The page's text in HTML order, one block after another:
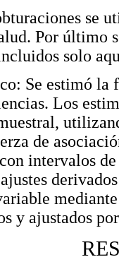
se
Por último
solo
Se estimó la
Los
de
intervalos
y ajustados